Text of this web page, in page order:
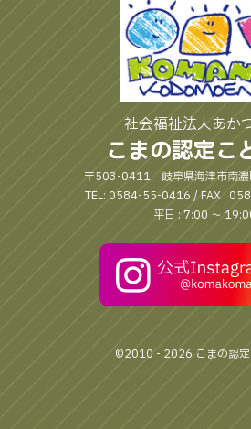
社会福祉法人あか
こまの認定こ
〒503-0411 岐阜県海津市南濃
TEL: 0584-55-0416 / FAX :
平日 : 7:00 〜
©2010 - 2026 こまの認定